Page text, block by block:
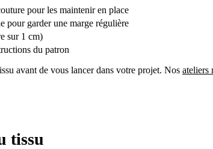
pour les maintenir en place
pour garder une marge régulière
sur 1 cm)
du patron
avant de vous lancer dans votre projet. Nos ateliers
tissu